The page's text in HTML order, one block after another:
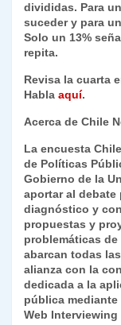
divididas. Para
suceder y para
Solo un 13%
repita.
Revisa la cuarta
Habla aquí.
Acerca de Chile
La encuesta
de Políticas
Gobierno de la
aportar al
diagnóstico y
propuestas y
problemáticas
abarcan todas
alianza con la
dedicada a la
pública
Web Interviewing